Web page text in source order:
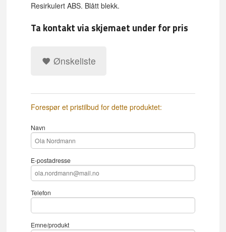
Resirkulert ABS. Blått blekk.
Ta kontakt via skjemaet under for pris
Ønskeliste
Forespør et pristilbud for dette produktet:
Navn
E-postadresse
Telefon
Emne/produkt